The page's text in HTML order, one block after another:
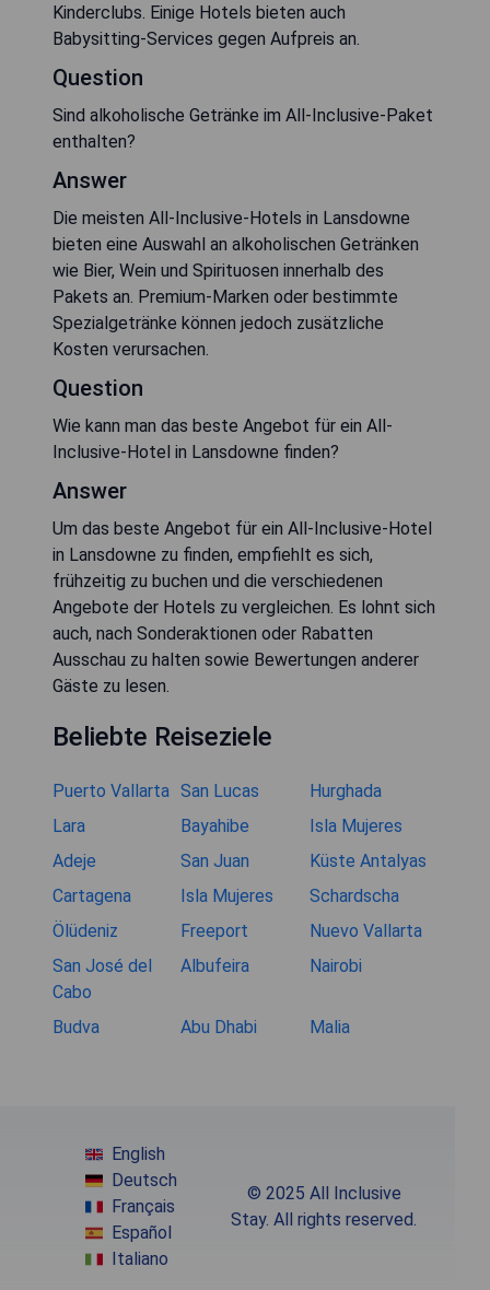
Kinderclubs. Einige Hotels bieten auch
Babysitting-Services gegen Aufpreis an.
Question
Sind alkoholische Getränke im All-Inclusive-Paket
enthalten?
Answer
Die meisten All-Inclusive-Hotels in Lansdowne
bieten eine Auswahl an alkoholischen Getränken
wie Bier, Wein und Spirituosen innerhalb des
Pakets an. Premium-Marken oder bestimmte
Spezialgetränke können jedoch zusätzliche
Kosten verursachen.
Question
Wie kann man das beste Angebot für ein All-
Inclusive-Hotel in Lansdowne finden?
Answer
Um das beste Angebot für ein All-Inclusive-Hotel
in Lansdowne zu finden, empfiehlt es sich,
frühzeitig zu buchen und die verschiedenen
Angebote der Hotels zu vergleichen. Es lohnt sich
auch, nach Sonderaktionen oder Rabatten
Ausschau zu halten sowie Bewertungen anderer
Gäste zu lesen.
Beliebte Reiseziele
Puerto Vallarta San Lucas
Hurghada
Lara
Bayahibe
Isla Mujeres
Adeje
San Juan
Küste Antalyas
Cartagena
Isla Mujeres
Schardscha
Ölüdeniz
Freeport
Nuevo Vallarta
San José del
Cabo
Albufeira Nairobi
Budva Abu Dhabi Malia
English
Deutsch
Français
Español
Italiano
© 2025 All Inclusive
Stay. All rights reserved.